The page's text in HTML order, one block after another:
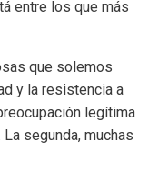
entre los que más
que solemos
y la resistencia a
legítima
segunda, muchas